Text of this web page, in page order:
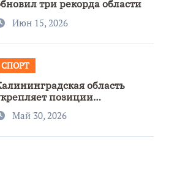
три рекорда области
Июн 15, 2026
СПОРТ
область
позиции
региона
Май 30, 2026